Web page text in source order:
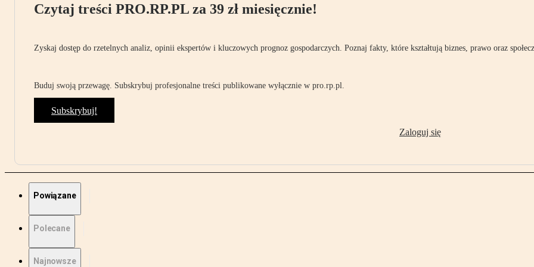
Czytaj treści PRO.RP.PL za 39 zł miesięcznie!
Zyskaj dostęp do rzetelnych analiz, opinii ekspertów i kluczowych prognoz gospodarczych. Poznaj fakty, które kształtują biznes, prawo oraz
Buduj swoją przewagę. Subskrybuj profesjonalne treści publikowane wyłącznie w pro.rp.pl.
Subskrybuj!
Zaloguj się
Powiązane
Polecane
Najnowsze